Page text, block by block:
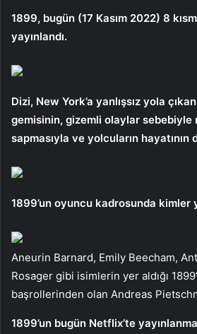
1899, bugün (17 Kasım 2022) 8
yayınlandı.
Dizi, New York’a yanlışsız yola
gemisinin, gizemli olaylar sebebiyle
sapmasıyla ve yolcuların
1899’un oyuncu kadrosunda kimler
Aneurin Barnard, Emily Beecham,
Rosager gibi isimlerin yer aldığı
başrollerinden olan Andreas
1899’un bugün Netflix’te